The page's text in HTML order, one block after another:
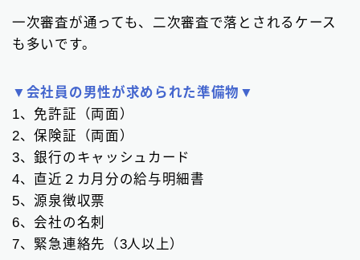
一次審査が通っても、二次審査で落とされるケース
も多いです。
▼会社員の男性が求められた準備物▼
1、免許証（両面）
2、保険証（両面）
3、銀行のキャッシュカード
4、直近２カ月分の給与明細書
5、源泉徴収票
6、会社の名刺
7、緊急連絡先（3人以上）